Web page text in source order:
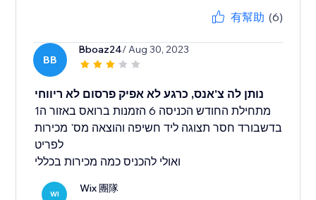
有幫助 (6)
BB
Bboaz24/ Aug 30, 2023
נותן לה צ'אנס, כרגע לא אפיק פרסום לא ריווחי
מתחילת החודש הכניסה 6 הזמנות ברואס באזור ה1
בדשבורד חסר תצוגה ליד חשיפה והוצאה מס' מכירות
לפריט
ואולי להכניס כמה מכירות בכללי
WI Wix 團隊